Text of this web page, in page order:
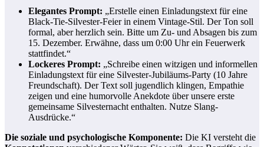
Elegantes Prompt: „Erstelle einen Einladungstext für eine
Black-Tie-Silvester-Feier in einem Vintage-Stil. Der Ton soll
formal, aber herzlich sein. Bitte um Zu- und Absagen bis zum
15. Dezember. Erwähne, dass um 0:00 Uhr ein Feuerwerk
stattfindet.“
Lockeres Prompt: „Schreibe einen witzigen und informellen
Einladungstext für eine Silvester-Jubiläums-Party (10 Jahre
Freundschaft). Der Text soll jugendlich klingen, Empathie
zeigen und eine humorvolle Anekdote über unsere erste
gemeinsame Silvesternacht enthalten. Nutze Slang-
Ausdrücke.“
Die soziale und psychologische Komponente: Die KI versteht die